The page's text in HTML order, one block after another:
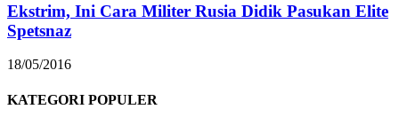
Ekstrim, Ini Cara Militer Rusia Didik Pasukan Elite
Spetsnaz
18/05/2016
KATEGORI POPULER